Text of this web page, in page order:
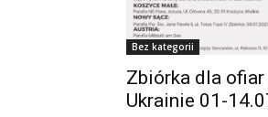
Bez kategorii
Zbiórka dla
Ukrainie 01-